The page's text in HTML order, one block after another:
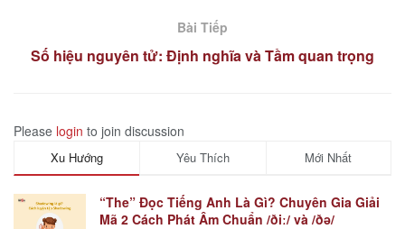
Bài Tiếp
Số hiệu nguyên tử: Định nghĩa và Tầm quan trọng
Please login to join discussion
Xu Hướng Yêu Thích Mới Nhất
“The” Đọc Tiếng Anh Là Gì? Chuyên Gia Giải
Mã 2 Cách Phát Âm Chuẩn /ðiː/ và /ðə/